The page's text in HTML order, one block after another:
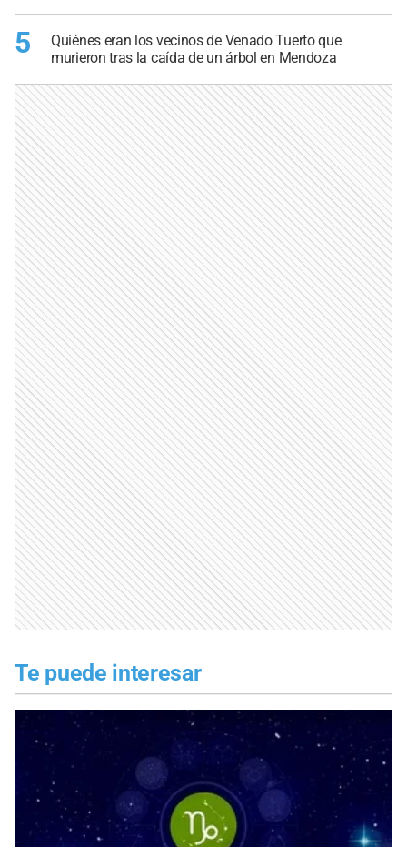
5
Quiénes eran los vecinos de Venado Tuerto que
murieron tras la caída de un árbol en Mendoza
Te puede interesar